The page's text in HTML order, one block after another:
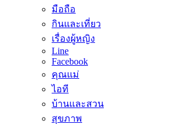
มือถือ
กินและเที่ยว
เรื่องผู้หญิง
Line
Facebook
คุณแม่
ไอที
บ้านและสวน
สุขภาพ